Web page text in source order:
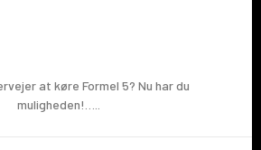
at køre Formel 5? Nu har du
muligheden!…..